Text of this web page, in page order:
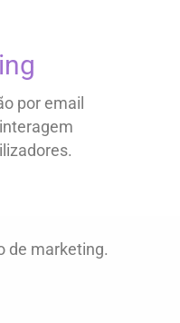
por email
de marketing.